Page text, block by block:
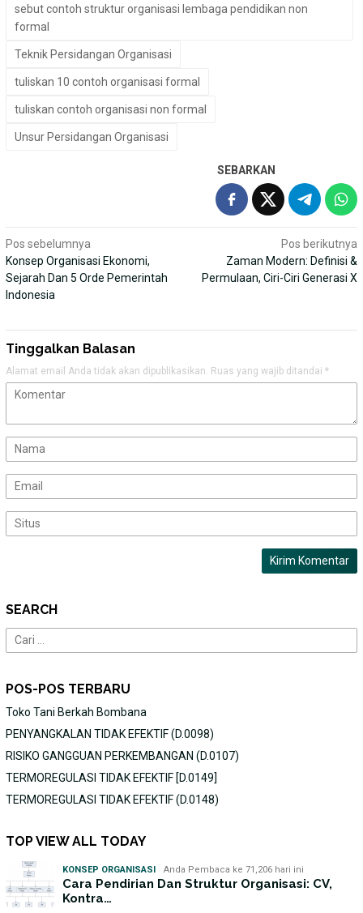
sebut contoh struktur organisasi lembaga pendidikan non
formal
Teknik Persidangan Organisasi
tuliskan 10 contoh organisasi formal
tuliskan contoh organisasi non formal
Unsur Persidangan Organisasi
SEBARKAN
Navigasi
pos
Pos sebelumnya
Konsep Organisasi Ekonomi,
Sejarah Dan 5 Orde Pemerintah
Indonesia
Pos berikutnya
Zaman Modern: Definisi &
Permulaan, Ciri-Ciri Generasi X
Tinggalkan Balasan
Alamat email Anda tidak akan dipublikasikan. Ruas yang wajib ditandai *
SEARCH
Cari
untuk:
POS-POS TERBARU
Toko Tani Berkah Bombana
PENYANGKALAN TIDAK EFEKTIF (D.0098)
RISIKO GANGGUAN PERKEMBANGAN (D.0107)
TERMOREGULASI TIDAK EFEKTIF [D.0149]
TERMOREGULASI TIDAK EFEKTIF (D.0148)
TOP VIEW ALL TODAY
KONSEP ORGANISASI Anda Pembaca ke 71,206 hari ini
Cara Pendirian Dan Struktur Organisasi: CV,
Kontra…